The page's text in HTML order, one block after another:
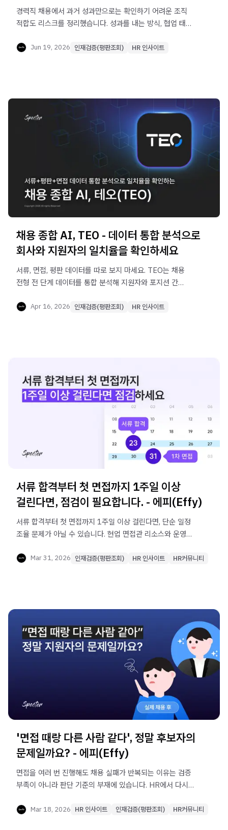
경력직 채용에서 과거 성과만으로는 확인하기 어려운 조직
적합도 리스크를 정리했습니다. 성과를 내는 방식, 협업 태도,
Jun 19, 2026 인재검증(평판조회) HR 인사이트
채용 종합 AI, TEO - 데이터 통합 분석으로
회사와 지원자의 일치율을 확인하세요
서류, 면접, 평판 데이터를 따로 보지 마세요. TEO는 채용
전형 전 단계 데이터를 통합 분석해 지원자와 포지션 간
채용 종합 AI입니다.
Apr 16, 2026 인재검증(평판조회) HR 인사이트
서류 합격부터 첫 면접까지 1주일 이상
걸린다면, 점검이 필요합니다. - 에피(Effy)
서류 합격부터 첫 면접까지 1주일 이상 걸린다면, 단순 일정
조율 문제가 아닐 수 있습니다. 현업 면접관 리소스와 운영
집중됩니다. 지금 필요한 것은 면접관을 더 찾는 일이 아니라,
Mar 31, 2026 인재검증(평판조회) HR 인사이트 HR커뮤니티
'면접 때랑 다른 사람 같다', 정말 후보자의
문제일까요? - 에피(Effy)
면접을 여러 번 진행해도 채용 실패가 반복되는 이유는 검증
부족이 아니라 판단 기준의 부재에 있습니다. HR에서 다시
남기는 검증 구조입니다.
Mar 18, 2026 HR 인사이트 인재검증(평판조회) HR커뮤니티